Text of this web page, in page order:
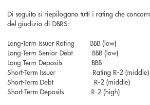
Di seguito si riepilogano tutti i rating che
del giudizio di DBRS:
Long-Term Issuer Rating BBB (low)
Long-Term Senior Debt BBB (low)
Long-Term Deposits BBB
Short-Term Issuer Rating R-2 (middle)
Short-Term Debt R-2 (middle)
Short-Term Deposits R-2 (high)